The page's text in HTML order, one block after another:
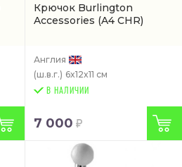
Крючок Burlington
Accessories (A4 CHR)
Англия
(ш.в.г.) 6x12x11 см
В НАЛИЧИИ
7 000